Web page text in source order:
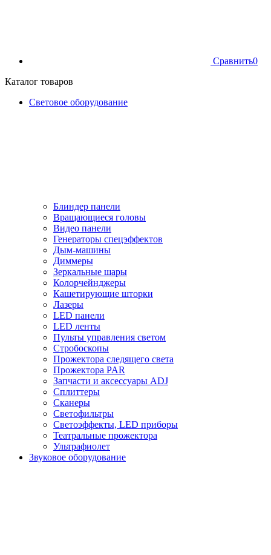
Сравнить0
Каталог товаров
Световое оборудование
Блиндер панели
Вращающиеся головы
Видео панели
Генераторы спецэффектов
Дым-машины
Диммеры
Зеркальные шары
Колорчейнджеры
Кашетирующие шторки
Лазеры
LED панели
LED ленты
Пульты управления светом
Стробоскопы
Прожектора следящего света
Прожектора PAR
Запчасти и аксессуары ADJ
Сплиттеры
Сканеры
Светофильтры
Светоэффекты, LED приборы
Театральные прожектора
Ультрафиолет
Звуковое оборудование